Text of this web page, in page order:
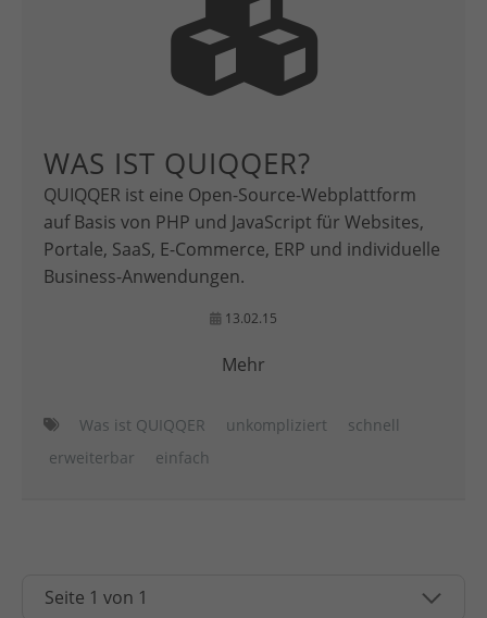
WAS IST QUIQQER?
QUIQQER ist eine Open-Source-Webplattform
auf Basis von PHP und JavaScript für Websites,
Portale, SaaS, E-Commerce, ERP und individuelle
Business-Anwendungen.
13.02.15
Mehr
Was ist QUIQQER unkompliziert
schnell
erweiterbar
einfach